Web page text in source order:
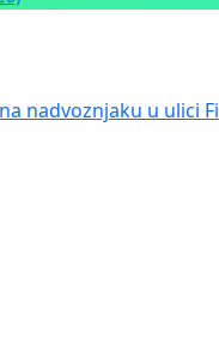
nadvoznjaku u ulici